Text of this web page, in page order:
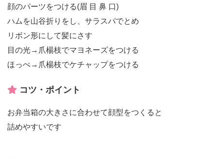
顔のパーツをつける(眉 目 鼻 口)
ハムを山谷折りをし、サラスパでとめ
リボン形にして髪にさす
目の光→爪楊枝でマヨネーズをつける
ほっぺ→爪楊枝でケチャップをつける
コツ・ポイント
お弁当箱の大きさに合わせて顔型をつくると
詰めやすいです